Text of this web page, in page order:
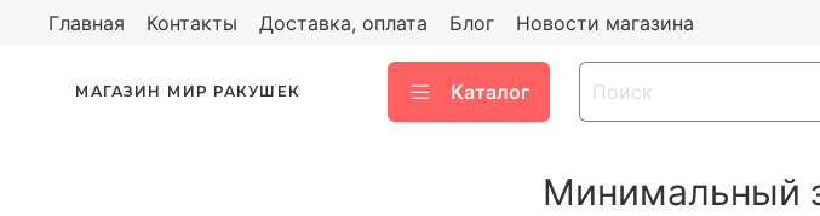
Главная Контакты Доставка, оплата Блог Новости магазина
МАГАЗИН МИР РАКУШЕК Каталог
Минимальный